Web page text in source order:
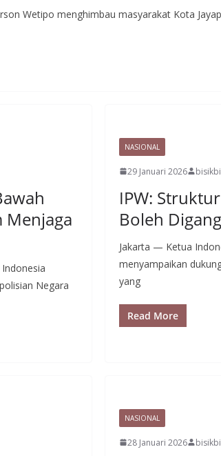
Wetipo menghimbau masyarakat Kota
Menjaga
Negara
NASIONAL
29 Januari 2026
IPW:
Boleh
Jakarta — Ketua
menyampaikan
yang
Read More
NASIONAL
28 Januari 2026